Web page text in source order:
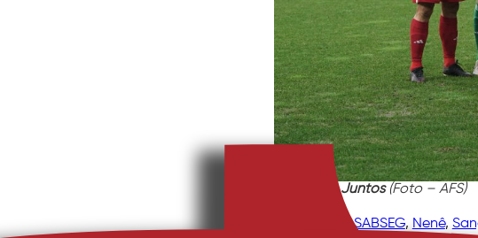
Seguimos Juntos (Foto – AFS)
Liga SABSEG, Nenê,